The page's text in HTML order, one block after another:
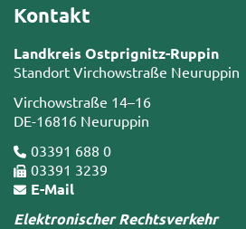
Kontakt
Landkreis Ostprignitz-Ruppin
Standort Virchowstraße Neuruppin
Virchowstraße 14–16
DE-16816 Neuruppin
03391 688 0
03391 3239
E-Mail
Elektronischer Rechtsverkehr